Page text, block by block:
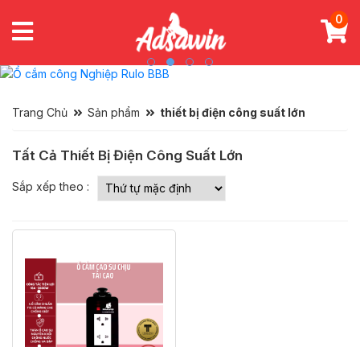
0
Trang Chủ Sản phẩm thiết bị điện công suất lớn
Tất Cả Thiết Bị Điện Công Suất Lớn
Sắp xếp theo :